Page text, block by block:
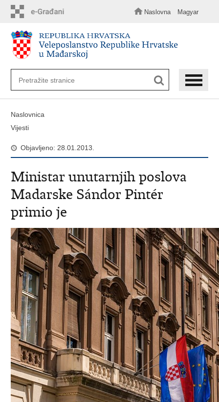
sadržaj
Naslovna Magyar
Naslovnica
Vijesti
Objavljeno: 28.01.2013.
Ministar unutarnjih poslova
Madarske Sándor Pintér
primio je